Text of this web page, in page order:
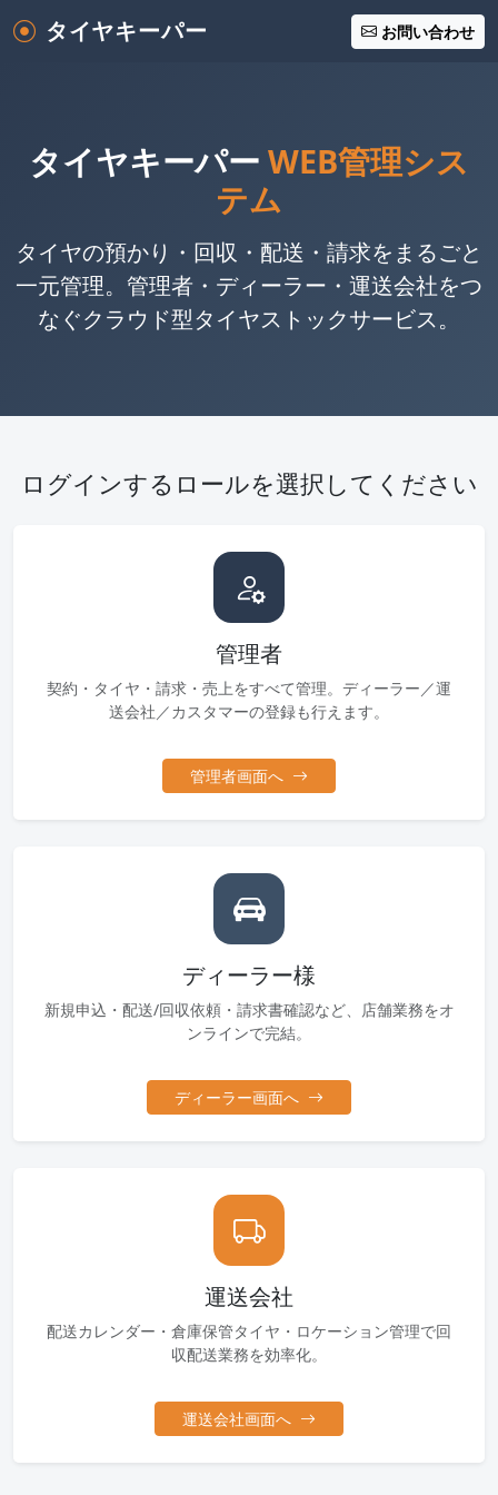
タイヤキーパー お問い合わせ
タイヤキーパー WEB管理シス
テム
タイヤの預かり・回収・配送・請求をまるごと
一元管理。 管理者・ディーラー・運送会社をつ
なぐクラウド型タイヤストックサービス。
ログインするロールを選択してください
管理者
契約・タイヤ・請求・売上をすべて管理。ディーラー／運
送会社／カスタマーの登録も行えます。
管理者画面へ
ディーラー様
新規申込・配送/回収依頼・請求書確認など、店舗業務をオ
ンラインで完結。
ディーラー画面へ
運送会社
配送カレンダー・倉庫保管タイヤ・ロケーション管理で回
収配送業務を効率化。
運送会社画面へ